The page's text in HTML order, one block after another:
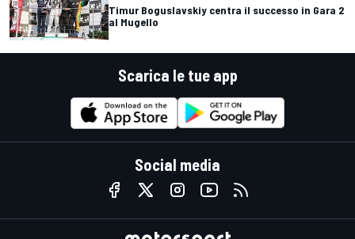
Timur Boguslavskiy centra il successo in Gara 2
al Mugello
Scarica le tue app
Social media